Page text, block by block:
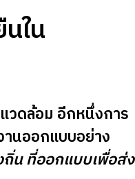
ใน
วดล้อม อีกหนึ่งการ
นออกแบบอย่าง
น ที่ออกแบบเพื่อส่ง